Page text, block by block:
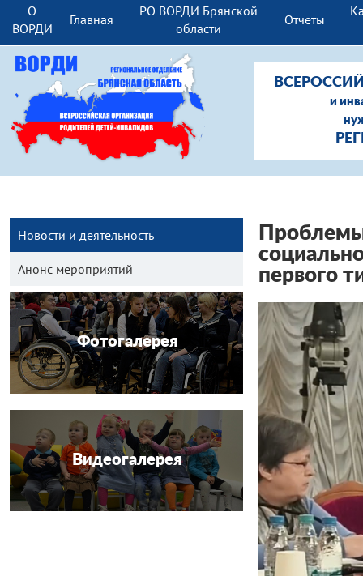
О
ВОРДИ
Главная
РО ВОРДИ Брянской
области
Отчеты
и
Новости и деятельность
Анонс мероприятий
Фотогалерея
Видеогалерея
первого